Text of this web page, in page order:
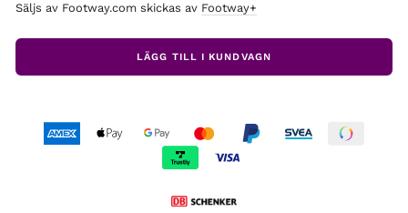
Säljs av Footway.com skickas av Footway+
LÄGG TILL I KUNDVAGN